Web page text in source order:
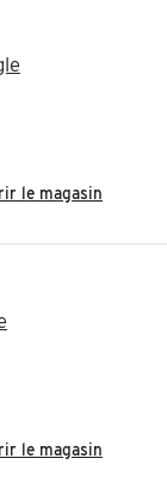
le magasin
le magasin